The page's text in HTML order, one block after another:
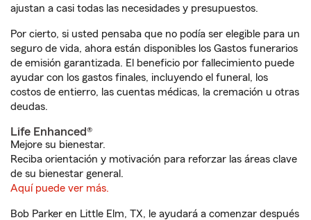
ajustan a casi todas las necesidades y presupuestos.
Por cierto, si usted pensaba que no podía ser elegible para un
seguro de vida, ahora están disponibles los Gastos funerarios
de emisión garantizada. El beneficio por fallecimiento puede
ayudar con los gastos finales, incluyendo el funeral, los
costos de entierro, las cuentas médicas, la cremación u otras
deudas.
Life Enhanced®
Mejore su bienestar.
Reciba orientación y motivación para reforzar las áreas clave
de su bienestar general.
Aquí puede ver más.
Bob Parker en Little Elm, TX, le ayudará a comenzar después